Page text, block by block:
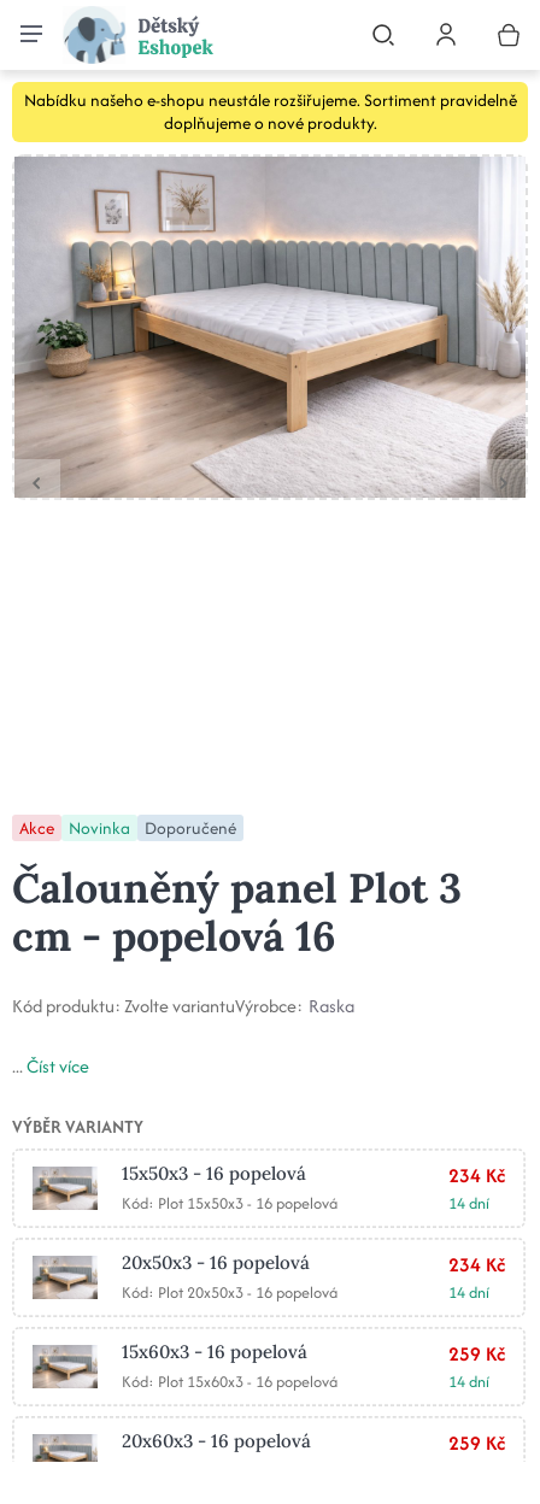
Nabídku našeho e-shopu neustále rozšiřujeme. Sortiment pravidelně
doplňujeme o nové produkty.
Akce Novinka Doporučené
Čalouněný panel Plot 3
cm - popelová 16
Kód produktu:Zvolte variantuVýrobce: Raska
...Číst více
VÝBĚR VARIANTY
15x50x3 - 16 popelová
Kód: Plot 15x50x3 - 16 popelová
234 Kč
14 dní
20x50x3 - 16 popelová
Kód: Plot 20x50x3 - 16 popelová
234 Kč
14 dní
15x60x3 - 16 popelová
Kód: Plot 15x60x3 - 16 popelová
259 Kč
14 dní
20x60x3 - 16 popelová
259 Kč